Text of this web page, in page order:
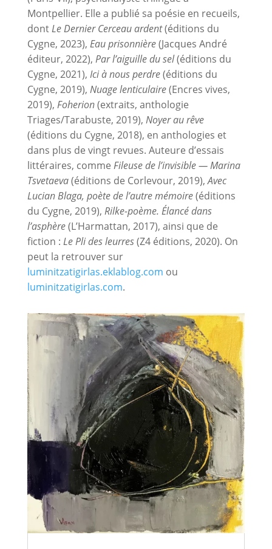
Montpellier. Elle a publié sa poésie en recueils,
dontLe Dernier Cerceau ardent(éditions du
Cygne, 2023), Eau prisonnière(Jacques André
éditeur, 2022), Par l’aiguille du sel(éditions du
Cygne, 2021), Ici à nous perdre(éditions du
Cygne, 2019), Nuage lenticulaire(Encres vives,
2019), Foherion(extraits, anthologie
Triages/Tarabuste, 2019), Noyer au rêve
(éditions du Cygne, 2018), en anthologies et
dans plus de vingt revues. Auteure d’essais
littéraires, comme Fileuse de l’invisible — Marina
Tsvetaeva(éditions de Corlevour, 2019),Avec
Lucian Blaga, poète de l’autre mémoire(éditions
du Cygne, 2019), Rilke-poème. Élancé dans
l’asphère(L’Harmattan, 2017), ainsi que de
fiction : Le Pli des leurres(Z4 éditions, 2020). On
peut la retrouver sur
luminitzatigirlas.eklablog.com ou
luminitzatigirlas.com.